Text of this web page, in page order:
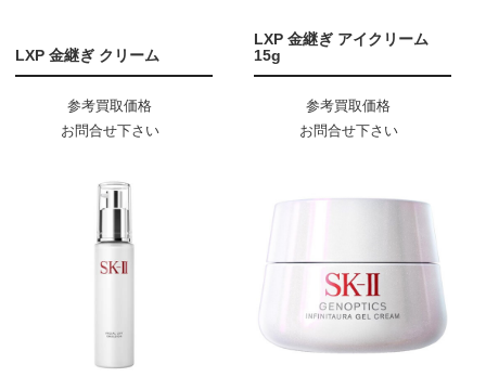
LXP 金継ぎ クリーム
参考買取価格
お問合せ下さい
LXP 金継ぎ アイクリーム
15g
参考買取価格
お問合せ下さい